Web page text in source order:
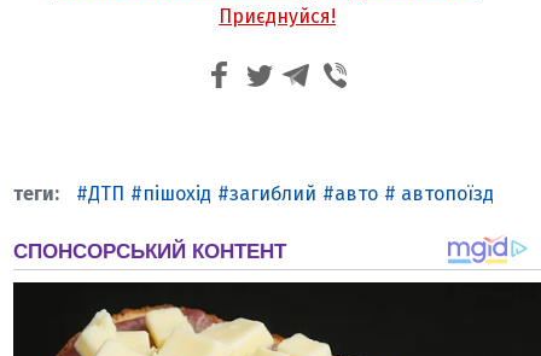
Приєднуйся!
ДТП пішохід загиблий авто автопоїзд